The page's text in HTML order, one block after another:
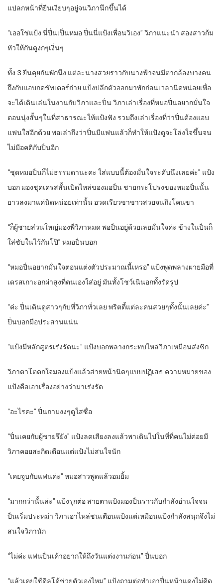
แปลกหน้าที่ยืนเงียบๆอยู่จนวิภานึกขึ้นได้
“เออใช่แป้ง นี่ปิ่นเป็นหมอ ปิ่นนี่แป้งเพื่อนวิเอง” วิภาแนะนำ สองสาวก้ม
หัวให้กันดูงกๆเงิ่นๆ
ทั้ง 3 ยืนคุยกันพักนึง แต่ละนางสวยราวกับนางฟ้าจนมีตากล้องบางคน
ถึงกับแอบกดชัทเตอร์ถ่าย แป้งปลีกตัวออกมาพักก่อนเวลานิดหน่อยเพื่อ
จะได้เดินเล่นในงานกับวิภาและปิ่น วิภาเล่าเรื่องที่หมอปิ่นอยากมั่นใจ
ตอนนุ่งสั้นๆในที่สาธารณะให้แป้งฟัง รวมถึงเล่าเรื่องที่ว่าปิ่นต้องแอบ
แฟนใส่อีกด้วย พอเล่าถึงว่าปิ่นมีแฟนแล้วก็ทำให้แป้งดูจะโล่งใจขึ้นจน
ไม่มีอคติกับปิ่นอีก
“ชุดหมอปิ่นก็ไม่ธรรมดานะคะ ใส่แบบนี้ต้องมั่นใจระดับนึงเลยค่ะ” แป้ง
บอก มองชุดเดรสสั้นเปิดไหล่ของมอปิ่น ชายกระโปรงของหมอปิ่นนั้น
ยาวลงมาแค่นิดหน่อยเท่านั้น อวดเรียวขาขาวสวยจนถึงโคนขา
“ก็ผู้ชายส่วนใหญ่มองพี่วิภาหมด พอปิ่นอยู่ด้วยเลยมั่นใจค่ะ ข้างในปิ่นก็
ใส่ซับในไว้กันโป๊” หมอปิ่นบอก
“หมอปิ่นอยากมั่นใจตอนแต่งตัวประมาณนี้เหรอ” แป้งพูดพลางผายมือที่
เดรสเกาะอกผ่าสูงที่ตนเองใส่อยู่ มันทั้งโชว์เนินอกทั้งรัดรูป
“ค่ะ ปิ่นเดินดูสาวๆกับพี่วิภาทั่วเลย พริตตี้แต่ละคนสวยๆทั้งนั้นเลยค่ะ”
ปิ่นบอกมือประสานแน่น
“แป้งมีหลักสูตรเร่งรัดนะ” แป้งบอกพลางกระทบไหล่วิภาเหมือนส่งซิก
วิภาตาโตตกใจมองแป้งแล้วส่ายหน้านิดๆแบบปฏิเสธ ความหมายของ
แป้งคือเอาเรื่องอย่างว่ามาเร่งรัด
“อะไรคะ” ปิ่นถามงงๆดูใสซื่อ
“ปิ่นเคยกับผู้ชายรึยัง” แป้งลดเสียงลงแล้วพาเดินไปในที่ที่คนไม่ค่อยมี
วิภาคอยสะกิดเตือนแต่แป้งไม่สนใจนัก
“เคยจูบกับแฟนค่ะ” หมอสาวพูดแล้วอมยิ้ม
“มากกว่านั้นล่ะ” แป้งรุกต่อ สายตาแป้งมองปิ่นราวกับกำลังอ่านใจจน
ปิ่นเริ่มประหม่า วิภาเอาไหล่ชนเตือนแป้งแต่เหมือนแป้งกำลังสนุกจึงไม่
สนใจวิภานัก
“ไม่ค่ะ แฟนปิ่นเค้าอยากให้ถึงวันแต่งงานก่อน” ปิ่นบอก
“แล้วเคยใช้ดิลโด้ช่วยตัวเองไหม” แป้งถามต่อทำเอาปิ่นหน้าแดงไม่คิด